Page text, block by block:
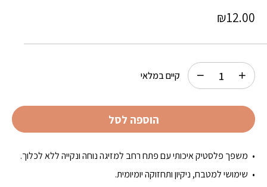
₪12.00
משפך פלסטיק איכותי עם פתח רחב למזיגה נוחה ונקייה ללא לכלוך.
שימושי למטבח, ניקיון ותחזוקה יומיומית.
קיים במלאי
הוספה לסל